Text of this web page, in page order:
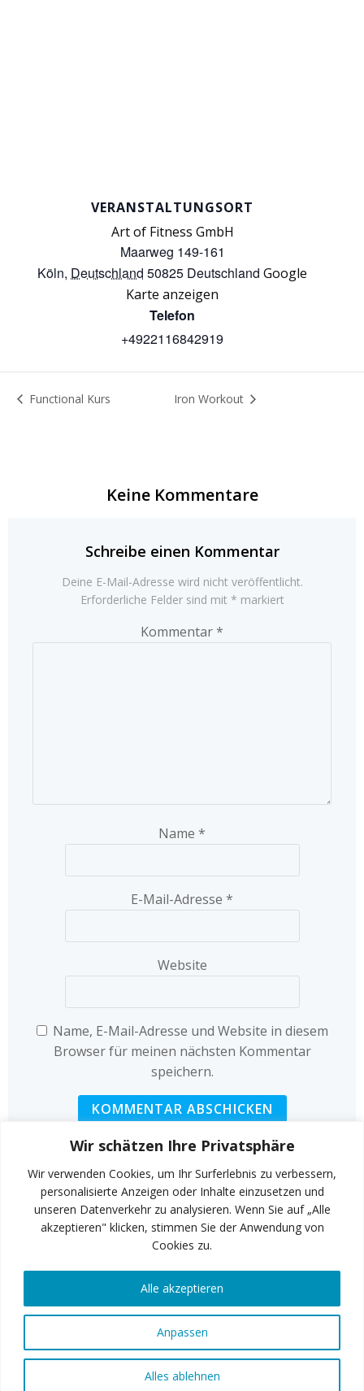
Wir schätzen Ihre Privatsphäre
Wir verwenden Cookies, um Ihr Surferlebnis zu verbessern,
personalisierte Anzeigen oder Inhalte einzusetzen und
unseren Datenverkehr zu analysieren. Wenn Sie auf „Alle
akzeptieren" klicken, stimmen Sie der Anwendung von
Cookies zu.
Anpassen
Alles ablehnen
Alle akzeptieren
VERANSTALTUNGSORT
Art of Fitness GmbH
Maarweg 149-161
Köln, Deutschland 50825 Deutschland Google
Karte anzeigen
Telefon
+4922116842919
Functional Kurs Iron Workout
Keine Kommentare
Schreibe einen Kommentar
Deine E-Mail-Adresse wird nicht veröffentlicht.
Erforderliche Felder sind mit * markiert
Kommentar*
Name *
E-Mail-Adresse *
Website
Name, E-Mail-Adresse und Website in diesem
Browser für meinen nächsten Kommentar
speichern.
INSTAGRAM
FACEBOOK
© 2026 Art of Fitness GmbH